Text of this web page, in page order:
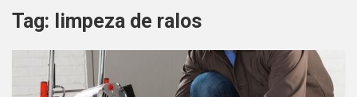
Tag: limpeza de ralos